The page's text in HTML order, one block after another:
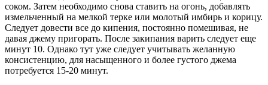
соком. Затем необходимо снова ставить на огонь, добавлять
измельченный на мелкой терке или молотый имбирь и корицу.
Следует довести все до кипения, постоянно помешивая, не
давая джему пригорать. После закипания варить следует еще
минут 10. Однако тут уже следует учитывать желанную
консистенцию, для насыщенного и более густого джема
потребуется 15-20 минут.